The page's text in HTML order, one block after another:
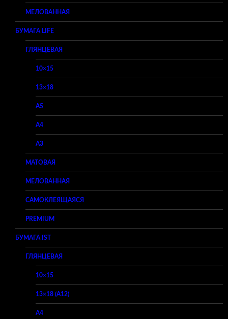
МЕЛОВАННАЯ
БУМАГА LIFE
ГЛЯНЦЕВАЯ
10×15
13×18
A5
A4
A3
МАТОВАЯ
МЕЛОВАННАЯ
САМОКЛЕЯЩАЯСЯ
PREMIUM
БУМАГА IST
ГЛЯНЦЕВАЯ
10×15
13×18 (A12)
A4